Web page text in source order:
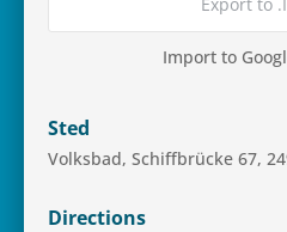
Import to
Sted
Volks­bad, Schif­f­brücke 67,
Directions